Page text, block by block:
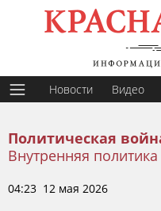
Новости Видео
Политическая
Внутренняя
04:23 12 мая 2026